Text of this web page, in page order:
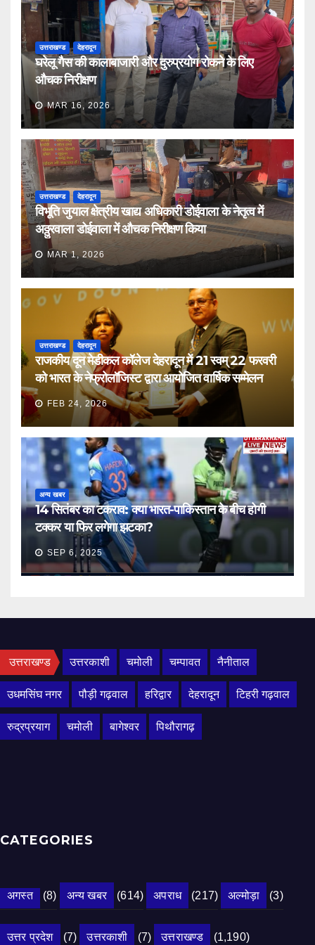
उत्तराखण्ड देहरादून
घरेलू गैस की कालाबाजारी और दुरुप्रयोग रोकने के लिए
औचक निरीक्षण
MAR 16, 2026
उत्तराखण्ड देहरादून
विभूति जुयाल क्षेत्रीय खाद्य अधिकारी डोईवाला के नेतृत्व में
अठ्ठुरवाला डोईवाला में औचक निरीक्षण किया
MAR 1, 2026
उत्तराखण्ड देहरादून
राजकीय दून मेडीकल कॉलेज देहरादून में 21 स्वम् 22 फरवरी
को भारत के नेफ्रोलॉजिस्ट द्वारा आयोजित वार्षिक सम्मेलन
FEB 24, 2026
अन्य खबर
14 सितंबर का टकराव: क्या भारत-पाकिस्तान के बीच होगी
टक्कर या फिर लगेगा झटका?
SEP 6, 2025
उत्तराखण्ड उत्तरकाशी चमोली चम्पावत नैनीताल
उधमसिंघ नगर पौड़ी गढ़वाल हरिद्वार देहरादून टिहरी गढ़वाल
रुद्रप्रयाग चमोली बागेश्वर पिथौरागढ़
CATEGORIES
अगस्त (8) अन्य खबर (614) अपराध (217) अल्मोड़ा (3)
उत्तर प्रदेश (7) उत्तरकाशी (7) उत्तराखण्ड (1,190)